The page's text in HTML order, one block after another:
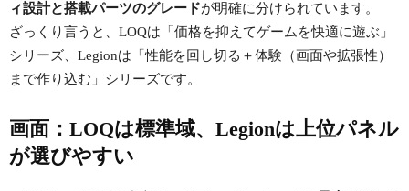
ィ設計と搭載パーツのグレードが明確に分けられています。
ざっくり言うと、LOQは「価格を抑えてゲームを快適に遊ぶ」
シリーズ、Legionは「性能を回し切る＋体験（画面や拡張性）
まで作り込む」シリーズです。
画面：LOQは標準域、Legionは上位パネル
が選びやすい